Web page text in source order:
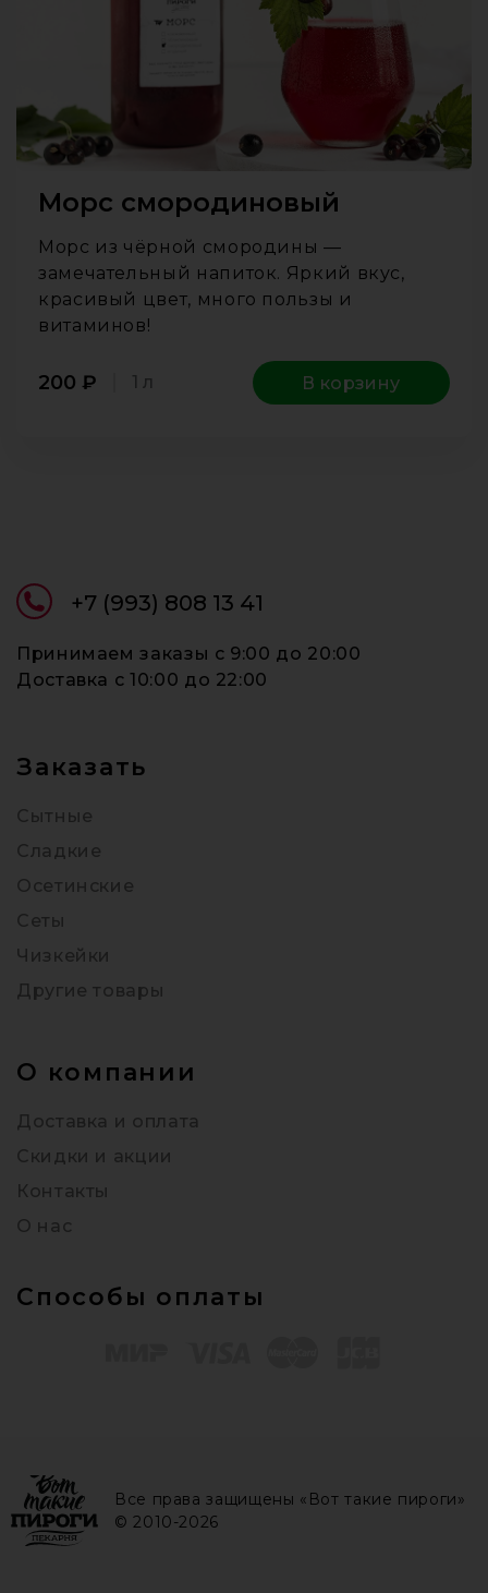
Морс смородиновый
Морс из чёрной смородины —
замечательный напиток. Яркий вкус,
красивый цвет, много пользы и
витаминов!
200 ₽ 1 л В корзину
+7 (993) 808 13 41
Принимаем заказы c 9:00 до 20:00
Доставка c 10:00 до 22:00
Заказать
Сытные
Сладкие
Осетинские
Сеты
Чизкейки
Другие товары
О компании
Доставка и оплата
Скидки и акции
Контакты
О нас
Способы оплаты
Все права защищены «Вот такие пироги»
© 2010-2026